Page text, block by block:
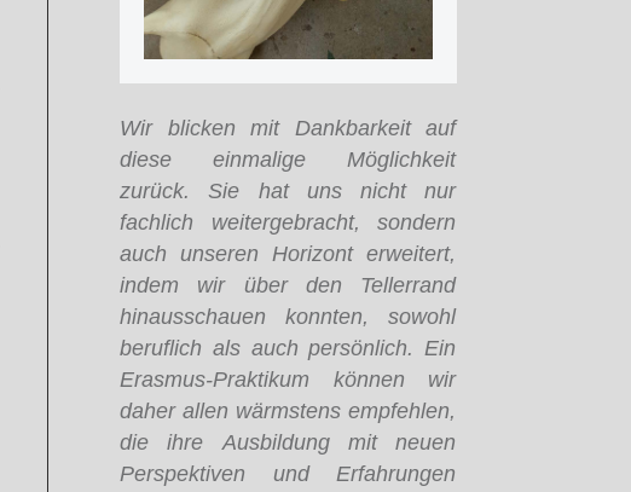
Wir blicken mit Dankbarkeit auf
diese einmalige Möglichkeit
zurück. Sie hat uns nicht nur
fachlich weitergebracht, sondern
auch unseren Horizont erweitert,
indem wir über den Tellerrand
hinausschauen konnten, sowohl
beruflich als auch persönlich. Ein
Erasmus-Praktikum können wir
daher allen wärmstens empfehlen,
die ihre Ausbildung mit neuen
Perspektiven und Erfahrungen